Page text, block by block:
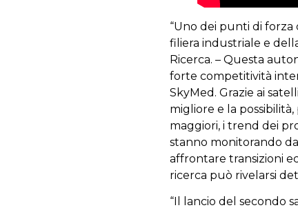
“Uno dei punti di forza
filiera industriale e
Ricerca. – Questa
forte competitività
SkyMed. Grazie ai
migliore e la
maggiori, i trend dei
stanno monitorando
affrontare transizioni
ricerca può rivelarsi
“Il lancio del secondo